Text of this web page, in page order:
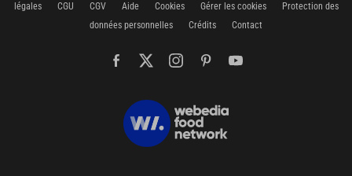
légales
CGU CGV Aide Cookies Gérer les cookies
Protection des
données personnelles
Crédits Contact